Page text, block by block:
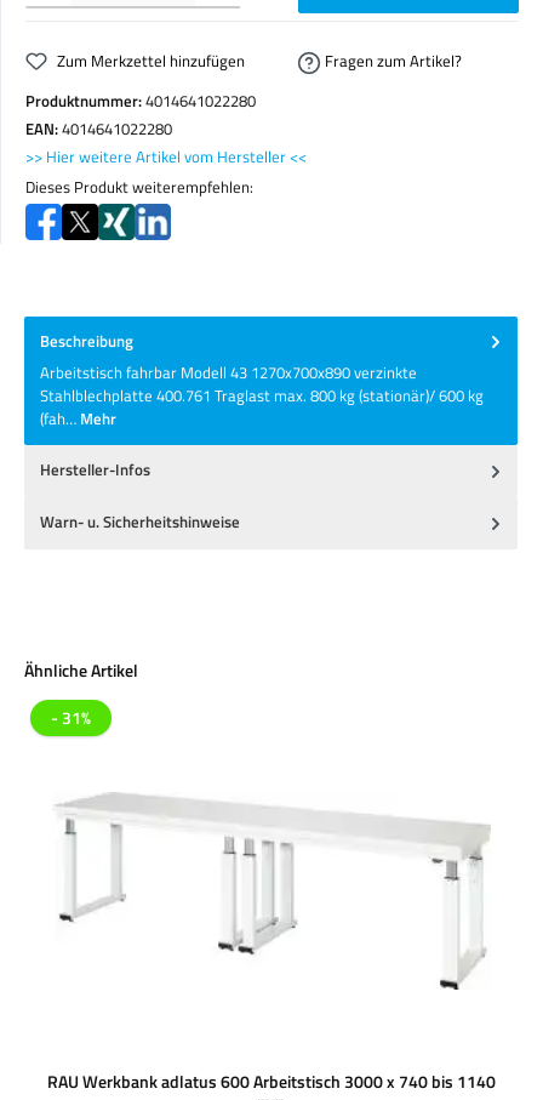
Zum Merkzettel hinzufügen
Fragen zum Artikel?
Produktnummer:4014641022280
EAN:4014641022280
>> Hier weitere Artikel vom Hersteller <<
Dieses Produkt weiterempfehlen:
Beschreibung
Arbeitstisch fahrbar Modell 43 1270x700x890 verzinkte
Stahlblechplatte 400.761 Traglast max. 800 kg (stationär)/ 600 kg
(fah… Mehr
Hersteller-Infos
Warn- u. Sicherheitshinweise
Produktgalerie überspringen
Ähnliche Artikel
- 31%
RAU Werkbank adlatus 600 Arbeitstisch 3000 x 740 bis 1140